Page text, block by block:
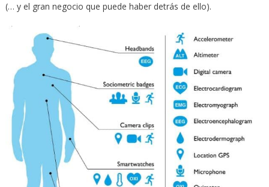
(… y el gran negocio que puede haber detrás de ello).